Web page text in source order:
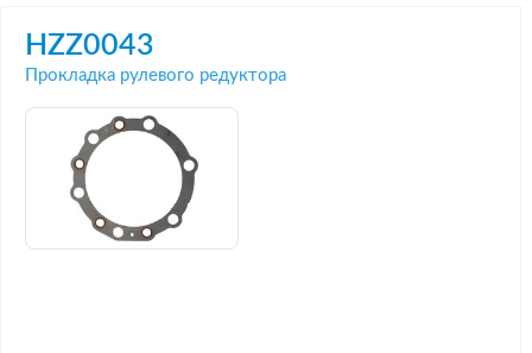
HZZ0043
Прокладка рулевого редуктора